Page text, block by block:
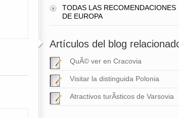
TODAS LAS RECOMENDACIONES
DE EUROPA
Artículos del blog
QuÃ© ver en Cracovia
Visitar la distinguida Polonia
Atractivos turÃ­sticos de Varsovia